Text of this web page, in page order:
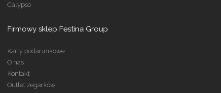
Calypso
Firmowy sklep Festina Group
Karty podarunkowe
O nas
Kontakt
Outlet zegarków